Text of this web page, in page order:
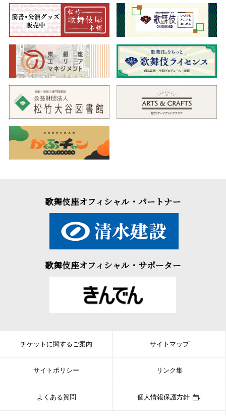
歌舞伎座オフィシャル・パートナー
歌舞伎座オフィシャル・サポーター
チケットに関するご案内 サイトマップ
サイトポリシー リンク集
よくある質問 個人情報保護方針